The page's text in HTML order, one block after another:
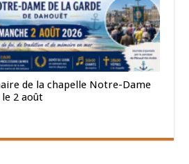
de la chapelle Notre-Dame
le 2 août